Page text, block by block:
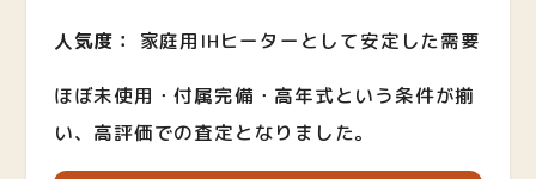
人気度： 家庭用IHヒーターとして安定した需要
ほぼ未使用・付属完備・高年式という条件が揃
い、高評価での査定となりました。